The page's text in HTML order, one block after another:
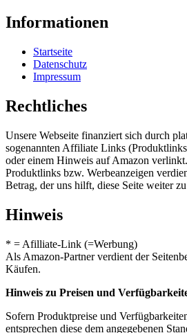
Informationen
Startseite
Datenschutz
Impressum
Rechtliches
Unsere Webseite finanziert sich durch
sogenannten Affiliate Links
oder einem Hinweis auf Amazon
Produktlinks bzw. Werbeanzeigen
Betrag, der uns hilft, diese Seite weiter
Hinweis
* = Afilliate-Link (=Werbung)
Als Amazon-Partner verdient der
Käufen.
Hinweis zu Preisen und
Sofern Produktpreise und
entsprechen diese dem angegebenen